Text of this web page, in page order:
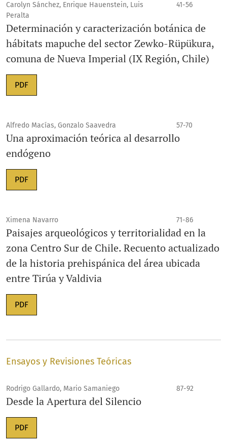
Carolyn Sánchez, Enrique Hauenstein, Luis
Peralta
41-56
Determinación y caracterización botánica de
hábitats mapuche del sector Zewko-Rüpükura,
comuna de Nueva Imperial (IX Región, Chile)
PDF
Alfredo Macías, Gonzalo Saavedra 57-70
Una aproximación teórica al desarrollo
endógeno
PDF
Ximena Navarro 71-86
Paisajes arqueológicos y territorialidad en la
zona Centro Sur de Chile. Recuento actualizado
de la historia prehispánica del área ubicada
entre Tirúa y Valdivia
PDF
Ensayos y Revisiones Teóricas
Rodrigo Gallardo, Mario Samaniego 87-92
Desde la Apertura del Silencio
PDF